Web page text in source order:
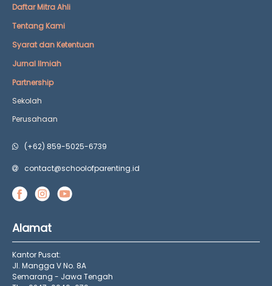
Daftar Mitra Ahli
Tentang Kami
Syarat dan Ketentuan
Jurnal Ilmiah
Partnership
Sekolah
Perusahaan
(+62) 859-5025-6739
contact@schoolofparenting.id
Alamat
Kantor Pusat:
Jl. Mangga V No. 8A
Semarang - Jawa Tengah